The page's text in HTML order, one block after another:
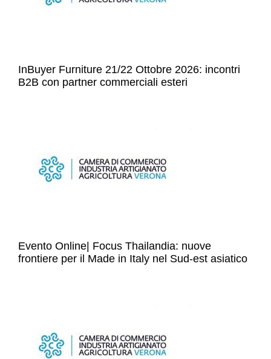
InBuyer Furniture 21/22 Ottobre 2026: incontri
B2B con partner commerciali esteri
Evento Online| Focus Thailandia: nuove
frontiere per il Made in Italy nel Sud-est asiatico